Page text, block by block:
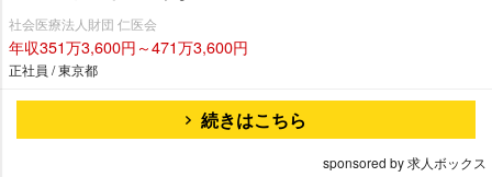
社会医療法人財団 仁医会
年収351万3,600円～471万3,600円
正社員 / 東京都
続きはこちら
sponsored by 求人ボックス